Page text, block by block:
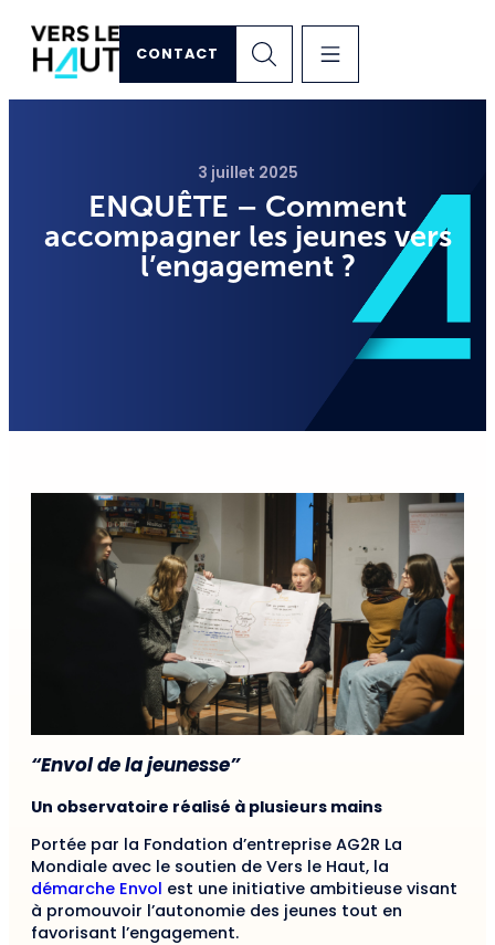
CONTACT
3 juillet 2025
ENQUÊTE – Comment
accompagner les jeunes vers
l’engagement ?
“Envol de la jeunesse”
Un observatoire réalisé à plusieurs mains
Portée par la Fondation d’entreprise AG2R La
Mondiale avec le soutien de Vers le Haut, la
démarche Envol est une initiative ambitieuse visant
à promouvoir l’autonomie des jeunes tout en
favorisant l’engagement.